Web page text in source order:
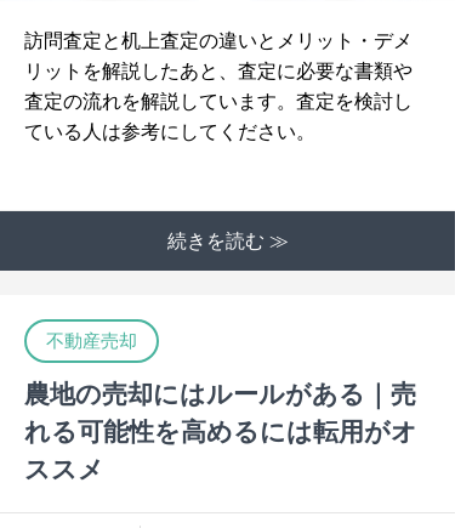
訪問査定と机上査定の違いとメリット・デメ
リットを解説したあと、査定に必要な書類や
査定の流れを解説しています。査定を検討し
ている人は参考にしてください。
続きを読む ≫
不動産売却
農地の売却にはルールがある｜売
れる可能性を高めるには転用がオ
ススメ